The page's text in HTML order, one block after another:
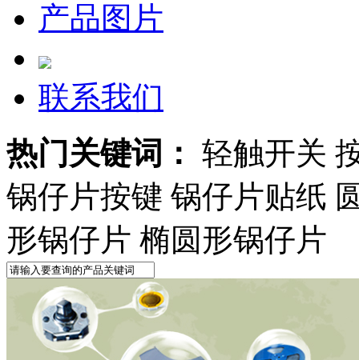
产品图片
联系我们
热门关键词： 轻触开关
锅仔片按键 锅仔片贴纸
形锅仔片 椭圆形锅仔片